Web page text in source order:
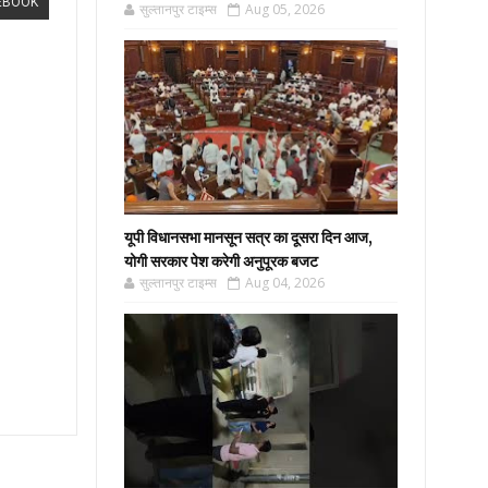
सुल्तानपुर टाइम्स Aug 05, 2026
यूपी विधानसभा मानसून सत्र का दूसरा दिन आज,
योगी सरकार पेश करेगी अनुपूरक बजट
सुल्तानपुर टाइम्स Aug 04, 2026